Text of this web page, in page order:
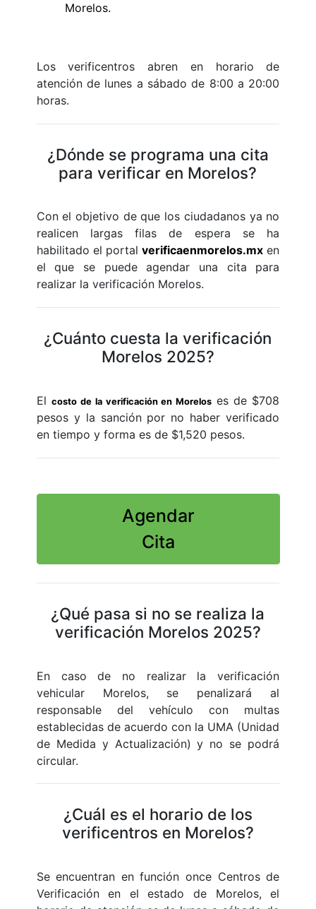
Morelos.
Los verificentros abren en horario de
atención de lunes a sábado de 8:00 a 20:00
horas.
¿Dónde se programa una cita
para verificar en Morelos?
Con el objetivo de que los ciudadanos ya no
realicen largas filas de espera se ha
habilitado el portalverificaenmorelos.mx en
el que se puede agendar una cita para
realizar la verificación Morelos.
¿Cuánto cuesta la verificación
Morelos 2025?
El costo de la verificación en Morelos es de $708
pesos y la sanción por no haber verificado
en tiempo y forma es de $1,520 pesos.
Agendar
Cita
¿Qué pasa si no se realiza la
verificación Morelos 2025?
En caso de no realizar la verificación
vehicular Morelos, se penalizará al
responsable del vehículo con multas
establecidas de acuerdo con la UMA (Unidad
de Medida y Actualización) y no se podrá
circular.
¿Cuál es el horario de los
verificentros en Morelos?
Se encuentran en función once Centros de
Verificación en el estado de Morelos, el